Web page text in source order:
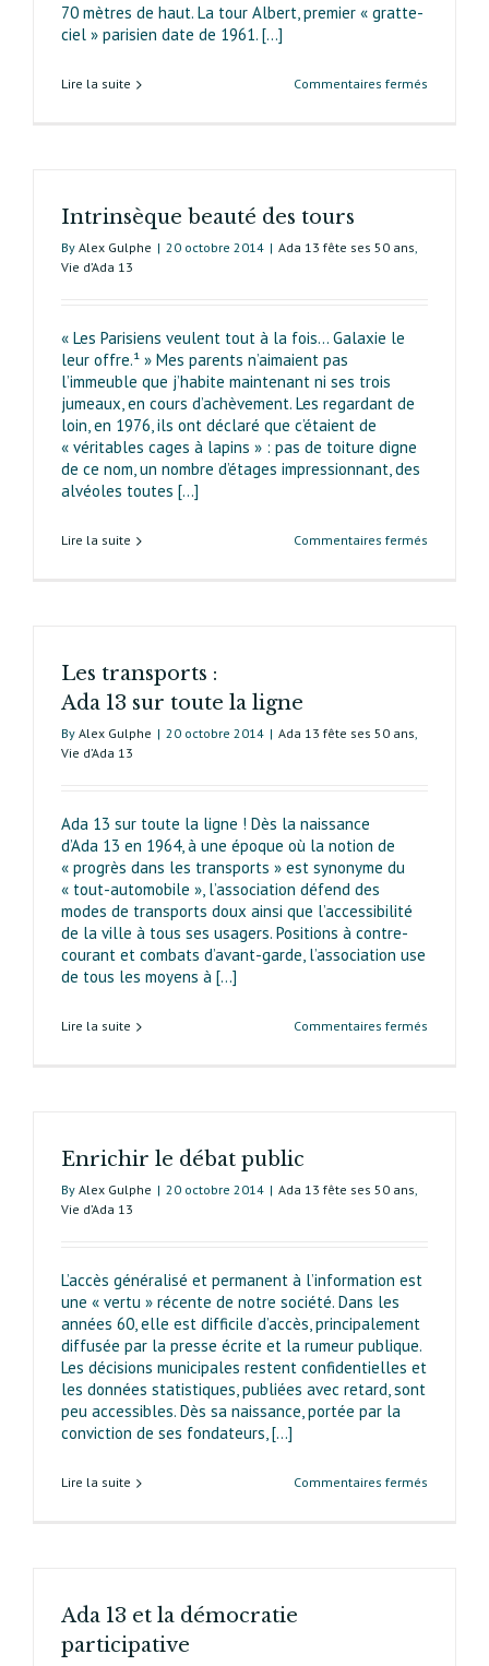
70 mètres de haut. La tour Albert, premier « gratte-
ciel » parisien date de 1961. [...]
Lire la suite Commentaires fermés
Intrinsèque beauté des tours
By Alex Gulphe | 20 octobre 2014 | Ada 13 fête ses 50 ans,
Vie d’Ada 13
« Les Parisiens veulent tout à la fois… Galaxie le
leur offre.¹ » Mes parents n’aimaient pas
l’immeuble que j’habite maintenant ni ses trois
jumeaux, en cours d’achèvement. Les regardant de
loin, en 1976, ils ont déclaré que c’étaient de
« véritables cages à lapins » : pas de toiture digne
de ce nom, un nombre d’étages impressionnant, des
alvéoles toutes [...]
Lire la suite Commentaires fermés
Les transports :
Ada 13 sur toute la ligne
By Alex Gulphe | 20 octobre 2014 | Ada 13 fête ses 50 ans,
Vie d’Ada 13
Ada 13 sur toute la ligne ! Dès la naissance
d’Ada 13 en 1964, à une époque où la notion de
« progrès dans les transports » est synonyme du
« tout-automobile », l’association défend des
modes de transports doux ainsi que l’accessibilité
de la ville à tous ses usagers. Positions à contre-
courant et combats d’avant-garde, l’asso­ciation use
de tous les moyens à [...]
Lire la suite Commentaires fermés
Enrichir le débat public
By Alex Gulphe | 20 octobre 2014 | Ada 13 fête ses 50 ans,
Vie d’Ada 13
L’accès généralisé et permanent à l’information est
une « vertu » récente de notre société. Dans les
années 60, elle est difficile d’accès, principa­le­ment
diffusée par la presse écrite et la rumeur publique.
Les décisions municipales restent confidentielles et
les données statistiques, publiées avec retard, sont
peu accessibles. Dès sa naissance, portée par la
conviction de ses fondateurs, [...]
Lire la suite Commentaires fermés
Ada 13 et la démocratie
participative